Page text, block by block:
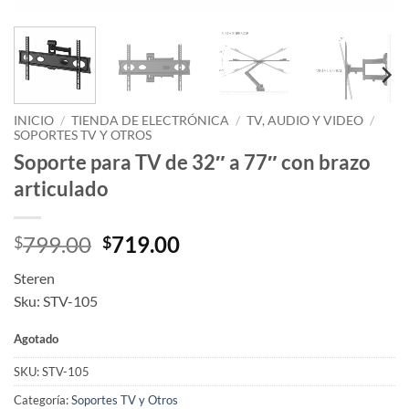
INICIO / TIENDA DE ELECTRÓNICA / TV, AUDIO Y VIDEO /
SOPORTES TV Y OTROS
Soporte para TV de 32″ a 77″ con brazo
articulado
$799.00 Original
$719.00Current
Steren
Sku: STV-105
Agotado
SKU:STV-105
Categoría:Soportes TV y Otros